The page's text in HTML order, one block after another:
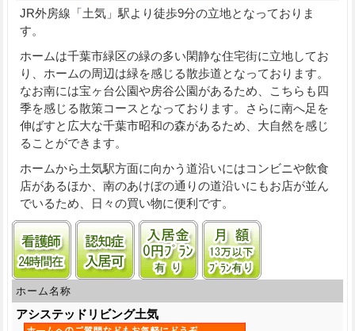
JR外房線「土気」駅より徒歩9分の立地となっておりま
す。
ホームは千葉市緑区の緑の多い閑静な住宅街に立地してお
り、ホームの周辺は緑を感じる散歩道となっております。
なお南には宝ヶ台公園や房谷公園があるため、こちらも四
季を感じる散策コースとなっております。さらに南へ足を
伸ばすと広大な千葉市昭和の森があるため、大自然を感じ
ることができます。
ホームから土気駅方面に向かう道沿いにはコンビニや飲食
店があるほか、南のあけぼの通りの道沿いにもお店が並ん
でいるため、日々の買い物に便利です。
看護師24時間常駐認知症受け入れ可入居金0円プランあり月額13万円以下
ホーム名称
アシステッドリビング土気